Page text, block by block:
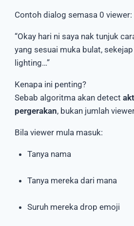
Contoh dialog semasa 0 viewer:
“Okay hari ni saya nak tunjuk
yang sesuai muka bulat,
lighting…”
Kenapa ini penting?
Sebab algoritma akan detect
pergerakan, bukan jumlah
Bila viewer mula masuk:
Tanya nama
Tanya mereka dari mana
Suruh mereka drop emoji